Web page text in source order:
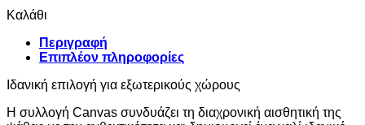
Καλάθι
Περιγραφή
Επιπλέον πληροφορίες
Ιδανική επιλογή για εξωτερικούς χώρους
Η συλλογή Canvas συνδυάζει τη διαχρονική αισθητική της